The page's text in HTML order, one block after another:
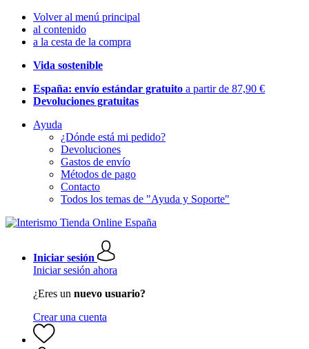
Volver al menú principal
al contenido
a la cesta de la compra
Vida sostenible
España: envío estándar gratuito a partir de 87,90 €
Devoluciones gratuitas
Ayuda
¿Dónde está mi pedido?
Devoluciones
Gastos de envío
Métodos de pago
Contacto
Todos los temas de "Ayuda y Soporte"
Iniciar sesión
Iniciar sesión ahora
¿Eres un nuevo usuario?
Crear una cuenta